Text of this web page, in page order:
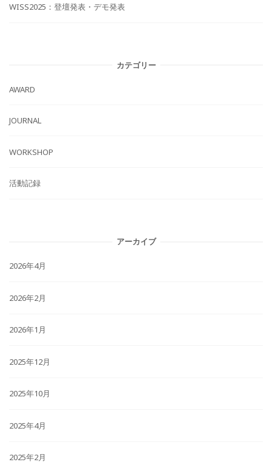
WISS2025：登壇発表・デモ発表
カテゴリー
AWARD
JOURNAL
WORKSHOP
活動記録
アーカイブ
2026年4月
2026年2月
2026年1月
2025年12月
2025年10月
2025年4月
2025年2月